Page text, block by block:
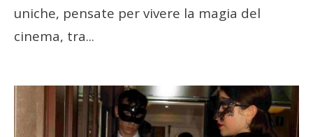
uniche, pensate per vivere la magia del
cinema, tra...